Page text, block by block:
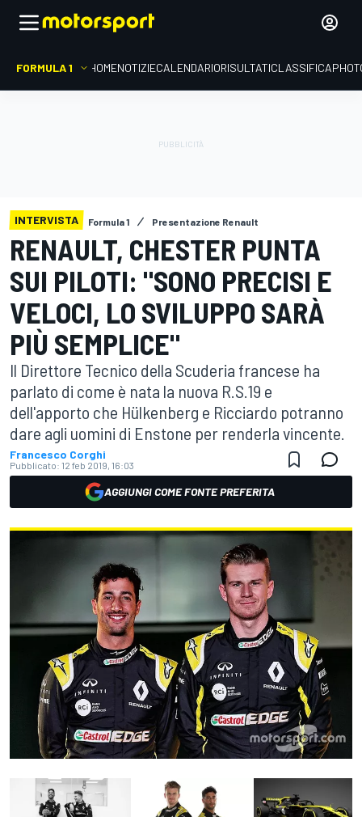
FORMULA 1 HOMENOTIZIECALENDARIORISULTATICLASSIFICA
INTERVISTA Formula 1 Presentazione Renault
RENAULT, CHESTER PUNTA
SUI PILOTI: "SONO PRECISI E
VELOCI, LO SVILUPPO SARÀ
PIÙ SEMPLICE"
Il Direttore Tecnico della Scuderia francese ha
parlato di come è nata la nuova R.S.19 e
dell'apporto che Hülkenberg e Ricciardo potranno
dare agli uomini di Enstone per renderla vincente.
Francesco Corghi
Pubblicato: 12 feb 2019, 16:03
AGGIUNGI COME FONTE PREFERITA